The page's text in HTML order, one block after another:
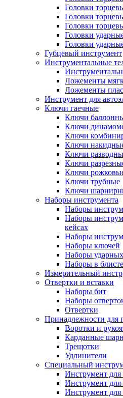
Головки
Головки
Головки
Головки
Головки
Губцевый инструмент
Инструментальные
Ложементы
Ложементы
Инструмент для
Ключи гаечные
Ключи
Ключи
Ключи
Ключи
Ключи
Ключи
Ключи
Ключи трубные
Ключи
Наборы инструмента
Наборы
Наборы
кейсах
Наборы
Наборы ключей
Наборы
Наборы в
Измерительный
Отвертки и вставки
Наборы бит
Наборы
Отвертки
Принадлежности для
Воротки и
Карданные
Трещотки
Удлинители
Специальный
Инструмент для
Инструмент для
Инструмент для